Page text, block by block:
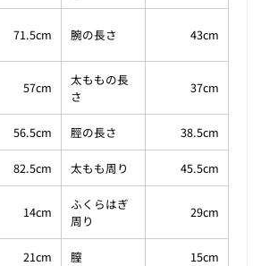
71.5cm 腕の長さ 43cm
57cm
太ももの長
さ
37cm
56.5cm 脛の長さ 38.5cm
82.5cm 太もも周り 45.5cm
14cm
ふくらはぎ
周り
29cm
21cm 膣 15cm